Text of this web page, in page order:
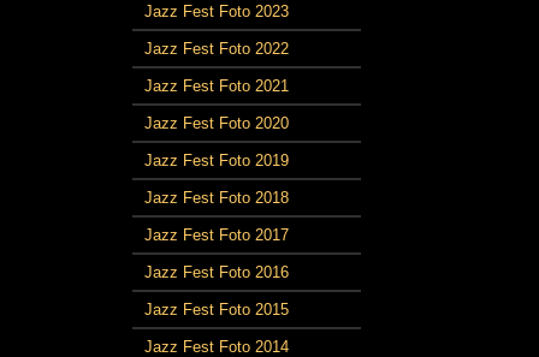
Jazz Fest Foto 2023
Jazz Fest Foto 2022
Jazz Fest Foto 2021
Jazz Fest Foto 2020
Jazz Fest Foto 2019
Jazz Fest Foto 2018
Jazz Fest Foto 2017
Jazz Fest Foto 2016
Jazz Fest Foto 2015
Jazz Fest Foto 2014